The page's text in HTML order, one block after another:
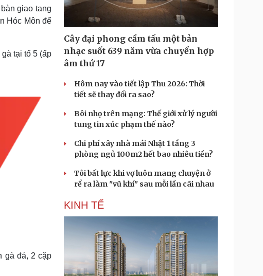
Doanh nhân
Vì cộng đồng
Trải nghiệm
Chuyển đổi số
Tư vấn
Podcast
Câu chuyện thời sự
Cửa sổ tình yêu
Kể chuyện cho bé
giao tang
Hóc Môn để
tại tổ 5 (ấp
gà đá, 2 cặp
Cây đại phong cầm tấu một bản
nhạc suốt 639 năm vừa chuyển hợp
âm thứ 17
Hôm nay vào tiết lập Thu 2026: Thời
tiết sẽ thay đổi ra sao?
Bôi nhọ trên mạng: Thế giới xử lý người
tung tin xúc phạm thế nào?
Chi phí xây nhà mái Nhật 1 tầng 3
phòng ngủ 100m2 hết bao nhiêu tiền?
Tôi bất lực khi vợ luôn mang chuyện ở
rể ra làm "vũ khí" sau mỗi lần cãi nhau
KINH TẾ